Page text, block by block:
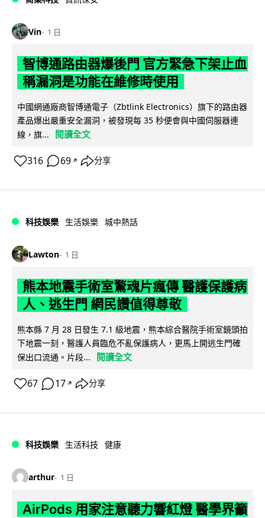
Vin 1 日
智博通路由器爆後門 官方緊急下架止血
稱漏洞是功能在維修時使用
中國網通廠商智博通電子（Zbtlink Electronics）旗下的路由器
產品爆出嚴重安全漏洞，被發現每 35 秒便會與中國伺服器連
線，旗...
閱讀全文
316 69 ↗ 分享
科技娛樂 生活娛樂 城中熱話
Lawton 1 日
熊本地震手術室驚魂片瘋傳 醫護保護病
人、逃生門 網民讚值得尊敬
熊本縣 7 月 28 日發生 7.1 級地震，熊本綜合醫院手術室鏡頭拍
下地震一刻，醫護人員臨危不亂保護病人，更馬上開逃生門確
保出口流通。片段...
閱讀全文
67 17 ↗ 分享
科技娛樂 生活科技 健康
arthur 1 日
AirPods 用家注意聽力響紅燈 醫學界籲